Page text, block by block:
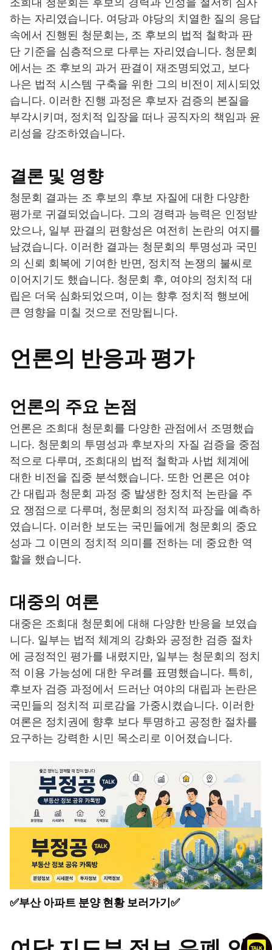
하는 자리였습니다. 여당과 야당의 치열한 질의 응답
속에서 진행된 청문회는, 조 후보의 법적 철학과 판
단 기준을 심층적으로 다루는 자리였습니다. 청문회
에서는 조 후보의 과거 판결이 재조명되었고, 보다
나은 법적 시스템 구축을 위한 그의 비전이 제시되었
습니다. 이러한 진행 과정은 후보자 검증의 본질을
부각시키며, 정치적 입장을 떠나 공직자의 책임과 윤
리성을 강조하였습니다.
결론 및 영향
청문회 결과는 조 후보의 후보 자질에 대한 다양한
평가로 귀결되었습니다. 그의 경력과 능력은 인정받
았으나, 일부 판결의 편향성은 여전히 논란의 여지를
남겼습니다. 이러한 결과는 청문회의 투명성과 국민
의 신뢰 회복에 기여한 반면, 정치적 논쟁의 불씨로
이어지기도 했습니다. 청문회 후, 여야의 정치적 대
립은 더욱 심화되었으며, 이는 향후 정치적 행보에
큰 영향을 미칠 것으로 전망됩니다.
언론의 반응과 평가
언론의 주요 논점
언론은 조희대 청문회를 다양한 관점에서 조명했습
니다. 청문회의 투명성과 후보자의 자질 검증을 중점
적으로 다루며, 조희대의 법적 철학과 사법 체계에
대한 비전을 집중 분석했습니다. 또한 언론은 여야
간 대립과 청문회 과정 중 발생한 정치적 논란을 주
요 쟁점으로 다루며, 청문회의 정치적 파장을 예측하
였습니다. 이러한 보도는 국민들에게 청문회의 중요
성과 그 이면의 정치적 의미를 전하는 데 중요한 역
할을 했습니다.
대중의 여론
대중은 조희대 청문회에 대해 다양한 반응을 보였습
니다. 일부는 법적 체계의 강화와 공정한 검증 절차
에 긍정적인 평가를 내렸지만, 일부는 청문회의 정치
적 이용 가능성에 대한 우려를 표명했습니다. 특히,
후보자 검증 과정에서 드러난 여야의 대립과 논란은
국민들의 정치적 피로감을 가중시켰습니다. 이러한
여론은 정치권에 향후 보다 투명하고 공정한 절차를
요구하는 강력한 시민 목소리로 이어졌습니다.
✅부산 아파트 분양 현황 보러가기✅